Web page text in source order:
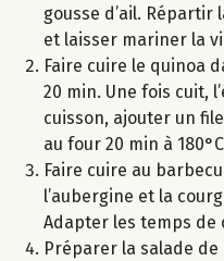
gousse d’ail.
et laisser mariner la
Faire cuire le quinoa
20 min. Une fois cuit,
cuisson, ajouter un
au four 20 min à
Faire cuire au
l’aubergine et la
Adapter les temps de
Préparer la salade